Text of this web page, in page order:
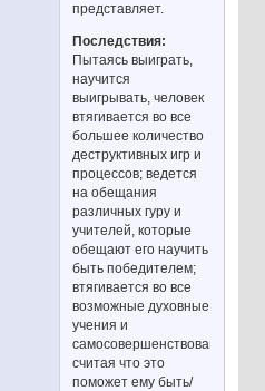
представляет.
Последствия:
Пытаясь выиграть,
научится
выигрывать, человек
втягивается во все
большее количество
деструктивных игр и
процессов; ведется
на обещания
различных гуру и
учителей, которые
обещают его научить
быть победителем;
втягивается во все
возможные духовные
учения и
самосовершенствования,
считая что это
поможет ему быть/